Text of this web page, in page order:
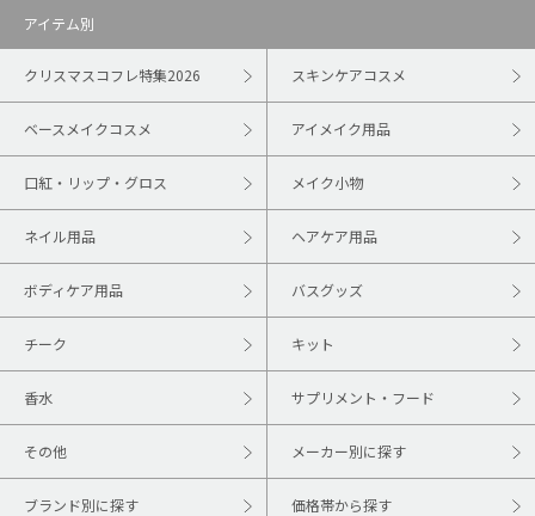
アイテム別
クリスマスコフレ特集2026 スキンケアコスメ
ベースメイクコスメ アイメイク用品
口紅・リップ・グロス メイク小物
ネイル用品 ヘアケア用品
ボディケア用品 バスグッズ
チーク キット
香水 サプリメント・フード
その他 メーカー別に探す
ブランド別に探す 価格帯から探す